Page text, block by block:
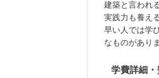
建築と言われ
実践力も養え
早い人では学
なものがあり
学費詳細・